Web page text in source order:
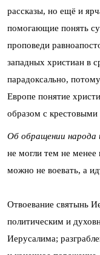
рассказы, но ещё и
помогающие понять
проповеди
западных христиан в
парадоксально,
Европе понятие
образом с
Об обращении народа
не могли тем не менее
можно не воевать, а
Отвоевание святынь
политическим и
Иерусалима;